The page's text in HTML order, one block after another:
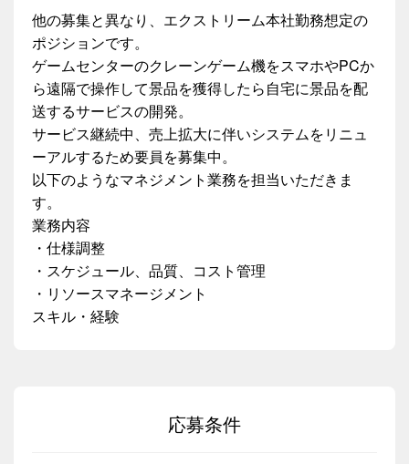
他の募集と異なり、エクストリーム本社勤務想定の
ポジションです。
ゲームセンターのクレーンゲーム機をスマホやPCか
ら遠隔で操作して景品を獲得したら自宅に景品を配
送するサービスの開発。
サービス継続中、売上拡大に伴いシステムをリニュ
ーアルするため要員を募集中。
以下のようなマネジメント業務を担当いただきま
す。
業務内容
・仕様調整
・スケジュール、品質、コスト管理
・リソースマネージメント
スキル・経験
応募条件